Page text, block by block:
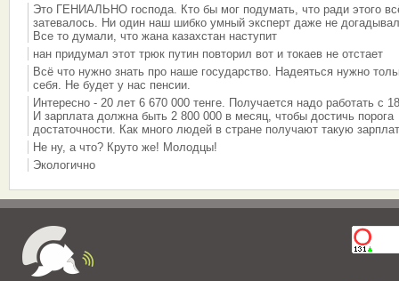
Это ГЕНИАЛЬНО господа. Кто бы мог подумать, что ради этого
затевалось. Ни один наш шибко умный эксперт даже не
Все то думали, что жана казахстан наступит
нан придумал этот трюк путин повторил вот и токаев не отстает
Всё что нужно знать про наше государство. Надеяться нужно
себя. Не будет у нас пенсии.
Интересно - 20 лет 6 670 000 тенге. Получается надо работать с
И зарплата должна быть 2 800 000 в месяц, чтобы достичь порога
достаточности. Как много людей в стране получают такую
Не ну, а что? Круто же! Молодцы!
Экологично